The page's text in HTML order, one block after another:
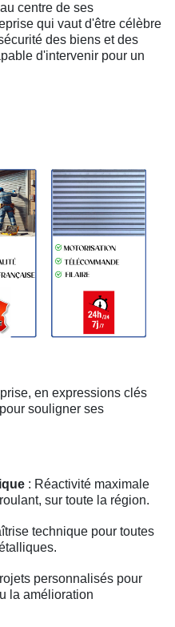
centre de ses
qui vaut d'être célèbre
des biens et des
d'intervenir pour un
en expressions clés
souligner ses
: Réactivité maximale
sur toute la région.
technique pour toutes
personnalisés pour
la amélioration